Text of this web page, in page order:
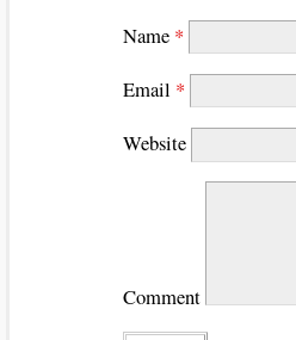
Name *
Email *
Website
Comment